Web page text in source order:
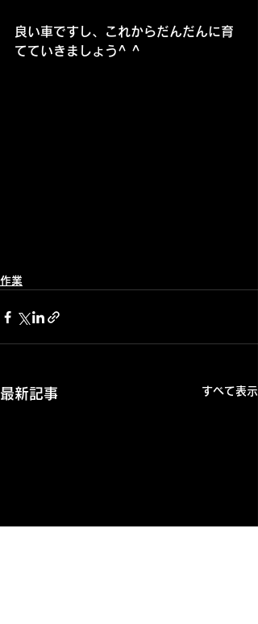
良い車ですし、これからだんだんに育
てていきましょう^ ^
作業
最新記事 すべて表示